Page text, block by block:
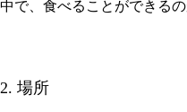
中で、食べることができる
2. 場所